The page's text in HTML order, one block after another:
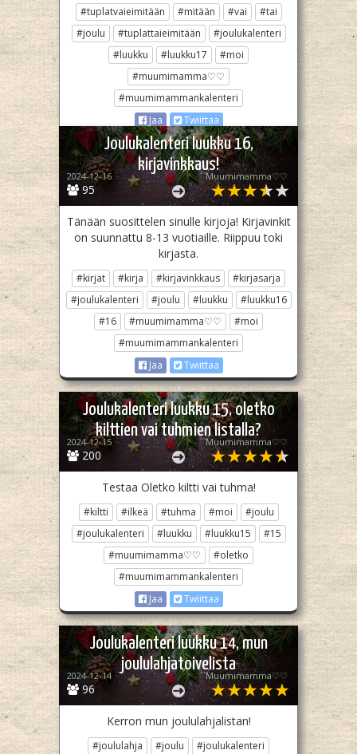
#tuplatvaieimitään #mitään #vai
#tai
#joulu
#tuplattaieimitään
#joulukalenteri
#luukku
#luukku17
#moi
#muumimamma♡♡
#muumimammankalenteri
Jaa
Twiittaa
Joulukalenteri luukku 16,
kirjavinkkaus!
95
2024-12-16 Muumimamma♡♡
Tänään suosittelen sinulle kirjoja! Kirjavinkit
on suunnattu 8-13 vuotiaille. Riippuu toki
kirjasta.
#kirjat #kirja #kirjavinkkaus
#kirjasarja
#joulukalenteri
#joulu #luukku
#luukku16
#16
#muumimamma♡♡
#moi
#muumimammankalenteri
Jaa
Twiittaa
Joulukalenteri luukku 15, oletko
kilttien vai tuhmien listalla?
200
2024-12-15 Muumimamma♡♡
Testaa Oletko kiltti vai tuhma!
#kiltti #ilkeä #tuhma #moi
#joulu
#joulukalenteri
#luukku #luukku15
#15
#muumimamma♡♡
#oletko
#muumimammankalenteri
Jaa
Twiittaa
Joulukalenteri luukku 14, mun
joululahjatoivelista
96
2024-12-14 Muumimamma♡♡
Kerron mun joululahjalistan!
#joululahja #joulu
#joulukalenteri